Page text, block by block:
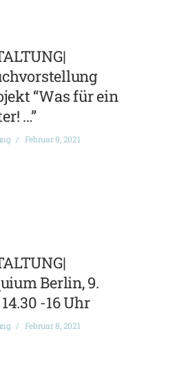
“Was für ein
…”
Februar 9, 2021
Berlin, 9.
-16 Uhr
Februar 8, 2021